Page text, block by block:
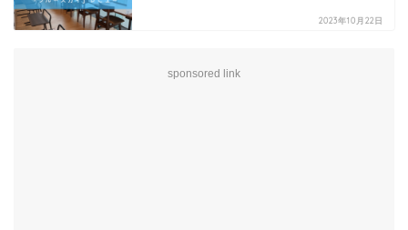
2023年10月22日
sponsored link